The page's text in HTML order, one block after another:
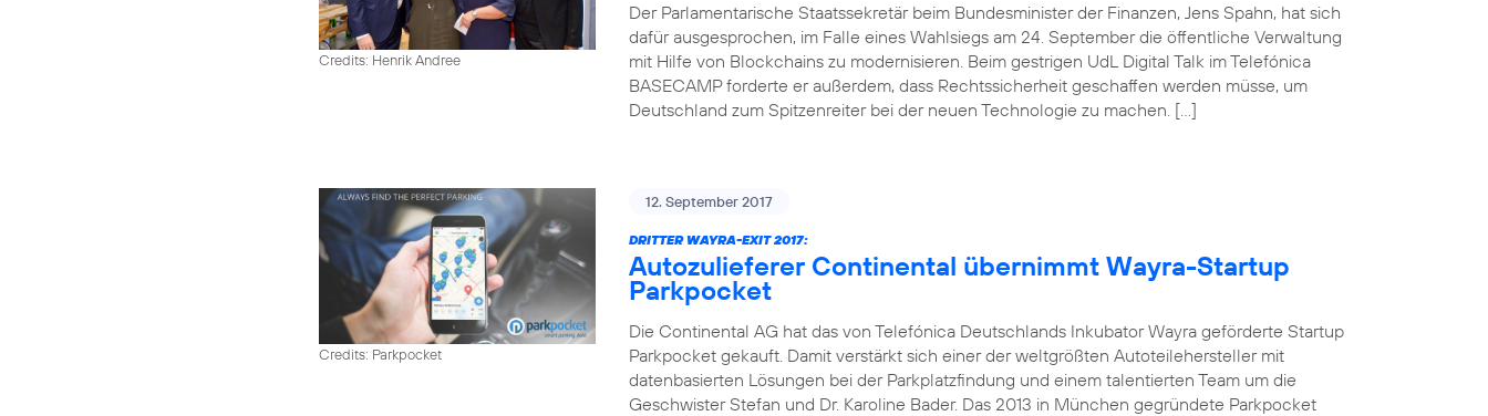
Credits: Henrik Andree
Der Parlamentarische Staatssekretär beim Bundesminister der Finanzen, Jens Spahn, hat sich
dafür ausgesprochen, im Falle eines Wahlsiegs am 24. September die öffentliche Verwaltung
mit Hilfe von Blockchains zu modernisieren. Beim gestrigen UdL Digital Talk im Telefónica
BASECAMP forderte er außerdem, dass Rechtssicherheit geschaffen werden müsse, um
Deutschland zum Spitzenreiter bei der neuen Technologie zu machen. […]
Credits: Parkpocket
12. September 2017
DRITTER WAYRA-EXIT 2017:
Autozulieferer Continental übernimmt Wayra-Startup
Parkpocket
Die Continental AG hat das von Telefónica Deutschlands Inkubator Wayra geförderte Startup
Parkpocket gekauft. Damit verstärkt sich einer der weltgrößten Autoteilehersteller mit
datenbasierten Lösungen bei der Parkplatzfindung und einem talentierten Team um die
Geschwister Stefan und Dr. Karoline Bader. Das 2013 in München gegründete Parkpocket